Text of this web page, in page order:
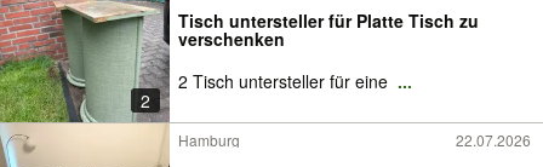
2
Tisch untersteller für Platte Tisch zu
verschenken
2 Tisch untersteller für eine ...
Hamburg 22.07.2026